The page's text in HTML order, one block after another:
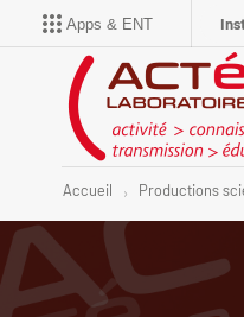
Apps & ENT
Accueil Productions